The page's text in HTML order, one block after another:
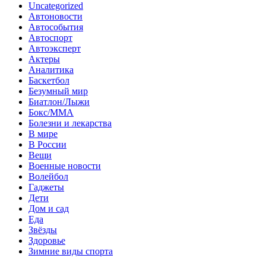
Uncategorized
Автоновости
Автособытия
Автоспорт
Автоэксперт
Актеры
Аналитика
Баскетбол
Безумный мир
Биатлон/Лыжи
Бокс/MMA
Болезни и лекарства
В мире
В России
Вещи
Военные новости
Волейбол
Гаджеты
Дети
Дом и сад
Еда
Звёзды
Здоровье
Зимние виды спорта